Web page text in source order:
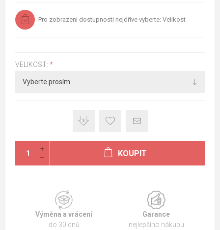
Pro zobrazení dostupnosti nejdříve vyberte: Velikost
VELIKOST: *
KOUPIT
Výměna a vrácení
do 30 dnů
Garance
nejlepšího nákupu